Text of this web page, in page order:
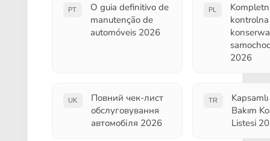
PT
O guia definitivo de
manutenção de
automóveis 2026
PL
kontrolna
2026
UK
Повний чек-лист
обслуговування
автомобіля 2026
TR
Bakım
Listesi